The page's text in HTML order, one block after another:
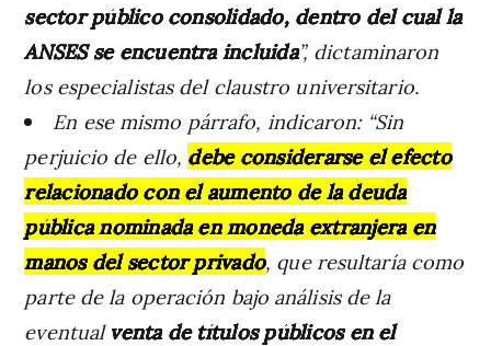
sector público consolidado, dentro del cual la
ANSES se encuentra incluida”, dictaminaron
los especialistas del claustro universitario.
En ese mismo párrafo, indicaron: “Sin
perjuicio de ello, debe considerarse el efecto
relacionado con el aumento de la deuda
pública nominada en moneda extranjera en
manos del sector privado, que resultaría como
parte de la operación bajo análisis de la
eventual venta de títulos públicos en el